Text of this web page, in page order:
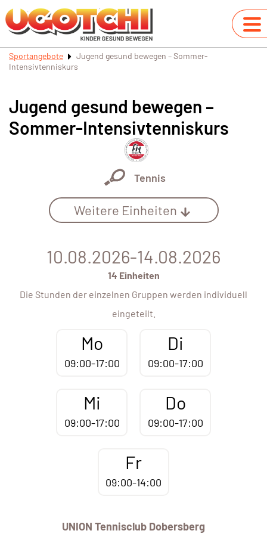
Sportangebote
Jugend gesund bewegen – Sommer-
Intensivtenniskurs
Jugend gesund bewegen –
Sommer-Intensivtenniskurs
Tennis
Weitere Einheiten
10.08.2026-14.08.2026
14 Einheiten
Die Stunden der einzelnen Gruppen werden individuell
eingeteilt.
Mo
09:00-17:00
Di
09:00-17:00
Mi
09:00-17:00
Do
09:00-17:00
Fr
09:00-14:00
UNION Tennisclub Dobersberg